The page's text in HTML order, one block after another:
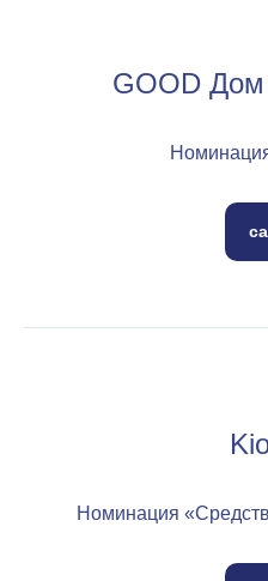
GOOD
Номинация